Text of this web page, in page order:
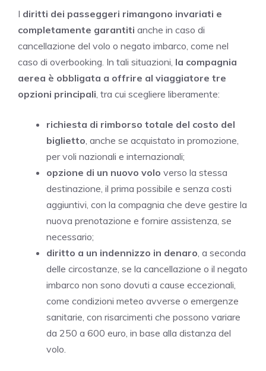
I diritti dei passeggeri rimangono invariati e
completamente garantiti anche in caso di
cancellazione del volo o negato imbarco, come nel
caso di overbooking. In tali situazioni, la compagnia
aerea è obbligata a offrire al viaggiatore tre
opzioni principali , tra cui scegliere liberamente:
richiesta di rimborso totale del costo del
biglietto , anche se acquistato in promozione,
per voli nazionali e internazionali;
opzione di un nuovo volo verso la stessa
destinazione, il prima possibile e senza costi
aggiuntivi, con la compagnia che deve gestire la
nuova prenotazione e fornire assistenza, se
necessario;
diritto a un indennizzo in denaro , a seconda
delle circostanze, se la cancellazione o il negato
imbarco non sono dovuti a cause eccezionali,
come condizioni meteo avverse o emergenze
sanitarie, con risarcimenti che possono variare
da 250 a 600 euro, in base alla distanza del
volo.